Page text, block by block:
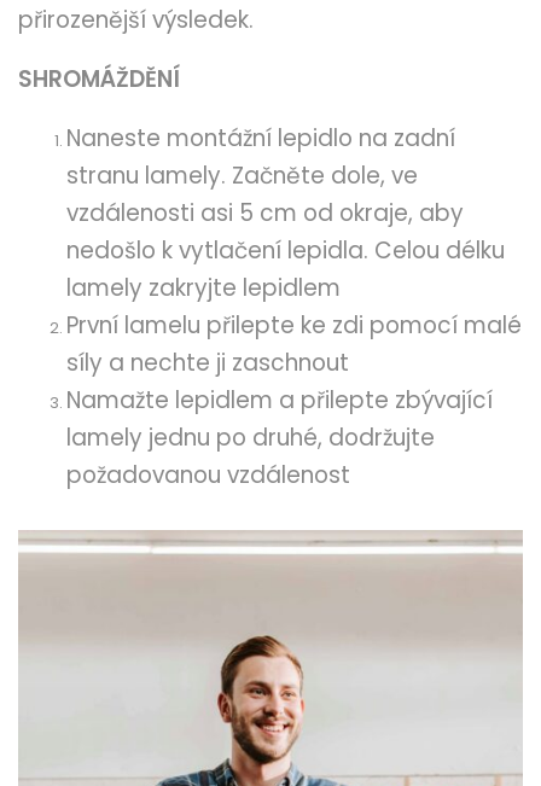
přirozenější výsledek.
SHROMÁŽDĚNÍ
Naneste montážní lepidlo na zadní
stranu lamely. Začněte dole, ve
vzdálenosti asi 5 cm od okraje, aby
nedošlo k vytlačení lepidla. Celou délku
lamely zakryjte lepidlem
První lamelu přilepte ke zdi pomocí malé
síly a nechte ji zaschnout
Namažte lepidlem a přilepte zbývající
lamely jednu po druhé, dodržujte
požadovanou vzdálenost